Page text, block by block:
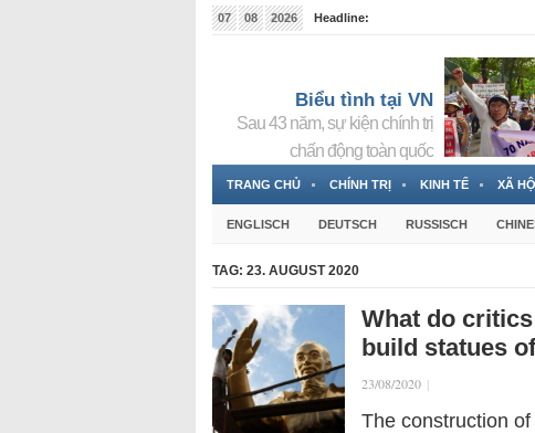
07 08 2026
Headline:
Biểu tình tại VN
Sau 43 năm, sự kiện chính trị
chấn động toàn quốc
TRANG CHỦ CHÍNH TRỊ KINH TẾ XÃ
ENGLISCH DEUTSCH RUSSISCH
TAG: 23. AUGUST 2020
What do
build statues
23/08/2020 |
The construction